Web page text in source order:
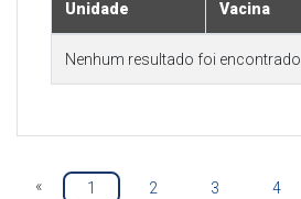
Unidade Vacina
Nenhum resultado foi encontrado.
« 1 2 3 4